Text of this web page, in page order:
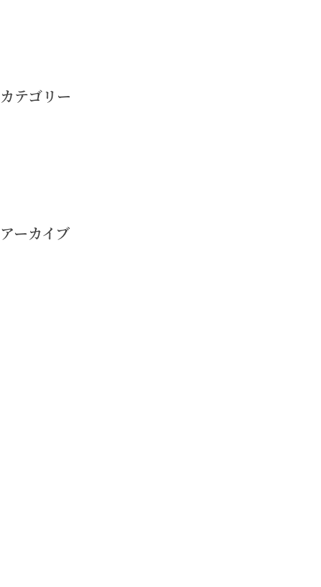
カテゴリー
アーカイブ